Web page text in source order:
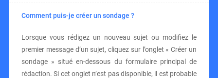
Comment puis-je créer un sondage ?
Lorsque vous rédigez un nouveau sujet ou modifiez le
premier message d’un sujet, cliquez sur l’onglet « Créer un
sondage » situé en-dessous du formulaire principal de
rédaction. Si cet onglet n’est pas disponible, il est probable